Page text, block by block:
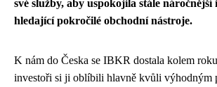
své služby, aby uspokojila stále náročnější
hledající pokročilé obchodní nástroje.
K nám do Česka se IBKR dostala kolem
investoři si ji oblíbili hlavně kvůli výhodným